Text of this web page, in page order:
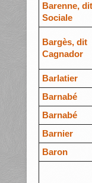
Barenne,
Sociale
Bargès, dit
Cagnador
Barlatier
Barnabé
Barnabé
Barnier
Baron